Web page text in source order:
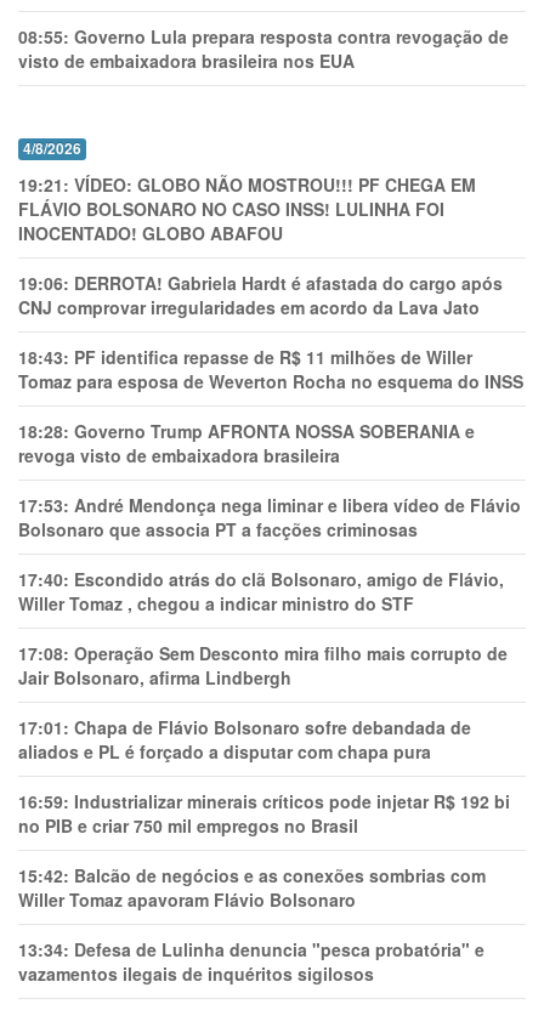
08:55: Governo Lula prepara resposta contra revogação de
visto de embaixadora brasileira nos EUA
4/8/2026
19:21: VÍDEO: GLOBO NÃO MOSTROU!!! PF CHEGA EM
FLÁVIO BOLSONARO NO CASO INSS! LULINHA FOI
INOCENTADO! GLOBO ABAFOU
19:06: DERROTA! Gabriela Hardt é afastada do cargo após
CNJ comprovar irregularidades em acordo da Lava Jato
18:43: PF identifica repasse de R$ 11 milhões de Willer
Tomaz para esposa de Weverton Rocha no esquema do INSS
18:28: Governo Trump AFRONTA NOSSA SOBERANIA e
revoga visto de embaixadora brasileira
17:53: André Mendonça nega liminar e libera vídeo de Flávio
Bolsonaro que associa PT a facções criminosas
17:40: Escondido atrás do clã Bolsonaro, amigo de Flávio,
Willer Tomaz , chegou a indicar ministro do STF
17:08: Operação Sem Desconto mira filho mais corrupto de
Jair Bolsonaro, afirma Lindbergh
17:01: Chapa de Flávio Bolsonaro sofre debandada de
aliados e PL é forçado a disputar com chapa pura
16:59: Industrializar minerais críticos pode injetar R$ 192 bi
no PIB e criar 750 mil empregos no Brasil
15:42: Balcão de negócios e as conexões sombrias com
Willer Tomaz apavoram Flávio Bolsonaro
13:34: Defesa de Lulinha denuncia "pesca probatória" e
vazamentos ilegais de inquéritos sigilosos